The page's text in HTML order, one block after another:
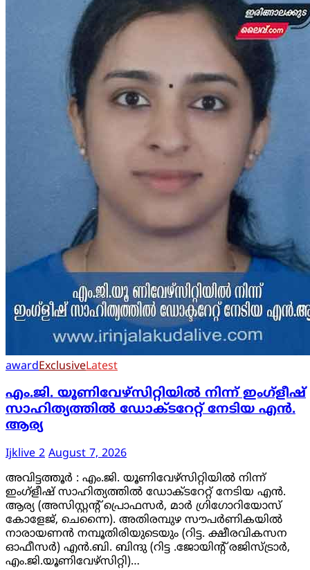
awardExclusiveLatest
എം.ജി. യൂണിവേഴ്‌സിറ്റിയിൽ നിന്ന് ഇംഗ്ളീഷ്
സാഹിത്യത്തിൽ ഡോക്ടറേറ്റ് നേടിയ എൻ.
ആര്യ
Ijklive 2 August 7, 2026
അവിട്ടത്തൂർ : എം.ജി. യൂണിവേഴ്‌സിറ്റിയിൽ നിന്ന്
ഇംഗ്ളീഷ് സാഹിത്യത്തിൽ ഡോക്ടറേറ്റ് നേടിയ എൻ.
ആര്യ (അസിസ്റ്റൻ്റ് പ്രൊഫസർ, മാർ ഗ്രിഗോറിയോസ്
കോളേജ്, ചെന്നൈ). അതിരമ്പുഴ സൗപർണികയിൽ
നാരായണൻ നമ്പൂതിരിയുടെയും (റിട്ട. ക്ഷീരവികസന
ഓഫീസർ) എൻ.ബി. ബിന്ദു (റിട്ട .ജോയിന്റ് രജിസ്ട്രാർ,
എം.ജി.യൂണിവേഴ്‌സിറ്റി)…